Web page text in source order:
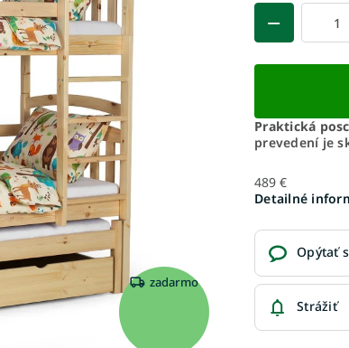
zadarmo
Praktická
prevedení je
489 €
Detailné
Opýtať
Strážiť